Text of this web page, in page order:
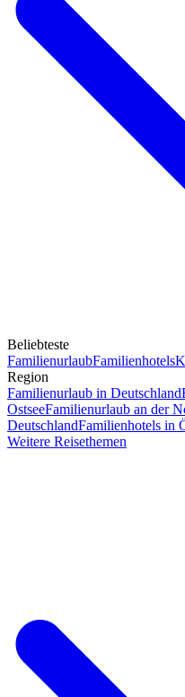
Beliebteste
FamilienurlaubFamilienhotels
Region
Familienurlaub in Deutschland
OstseeFamilienurlaub an der
DeutschlandFamilienhotels in
Weitere Reisethemen